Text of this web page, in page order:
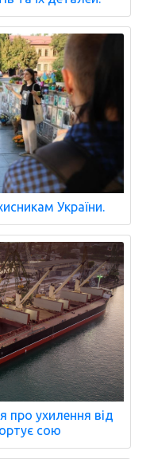
України.
про ухилення від
сою